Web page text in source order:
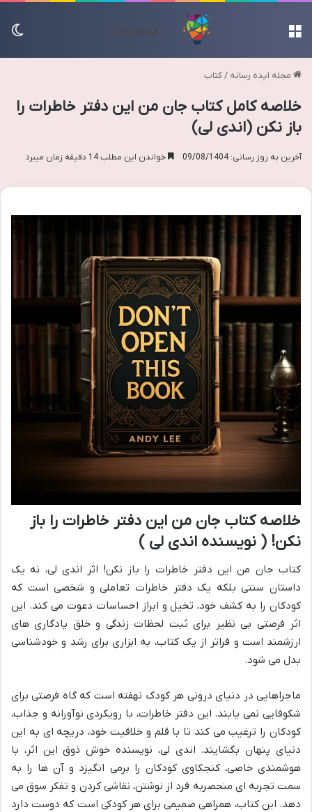
مجله ایده رسانه /کتاب
خلاصه کامل کتاب جان من این دفتر خاطرات را
باز نکن (اندی لی)
آخرین به روز رسانی: 09/08/1404 خواندن این مطلب 14 دقیقه زمان میبرد
خلاصه کتاب جان من این دفتر خاطرات را باز
نکن! ( نویسنده اندی لی )
کتاب جان من این دفتر خاطرات را باز نکن! اثر اندی لی، نه یک
داستان سنتی بلکه یک دفتر خاطرات تعاملی و شخصی است که
کودکان را به کشف خود، تخیل و ابراز احساسات دعوت می کند. این
اثر فرصتی بی نظیر برای ثبت لحظات زندگی و خلق یادگاری های
ارزشمند است و فراتر از یک کتاب، به ابزاری برای رشد و خودشناسی
بدل می شود.
ماجراهایی در دنیای درونی هر کودک نهفته است که گاه فرصتی برای
شکوفایی نمی یابند. این دفتر خاطرات، با رویکردی نوآورانه و جذاب،
کودکان را ترغیب می کند تا با قلم و خلاقیت خود، دریچه ای به این
دنیای پنهان بگشایند. اندی لی، نویسنده خوش ذوق این اثر، با
هوشمندی خاصی، کنجکاوی کودکان را برمی انگیزد و آن ها را به
سمت تجربه ای منحصربه فرد از نوشتن، نقاشی کردن و تفکر سوق می
دهد. این کتاب، همراهی صمیمی برای هر کودکی است که دوست دارد